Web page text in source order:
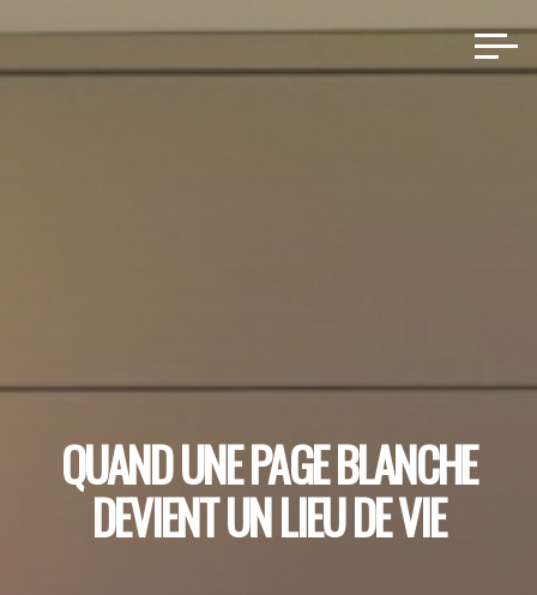
contenu
QUAND UNE PAGE BLANCHE
DEVIENT UN LIEU DE VIE